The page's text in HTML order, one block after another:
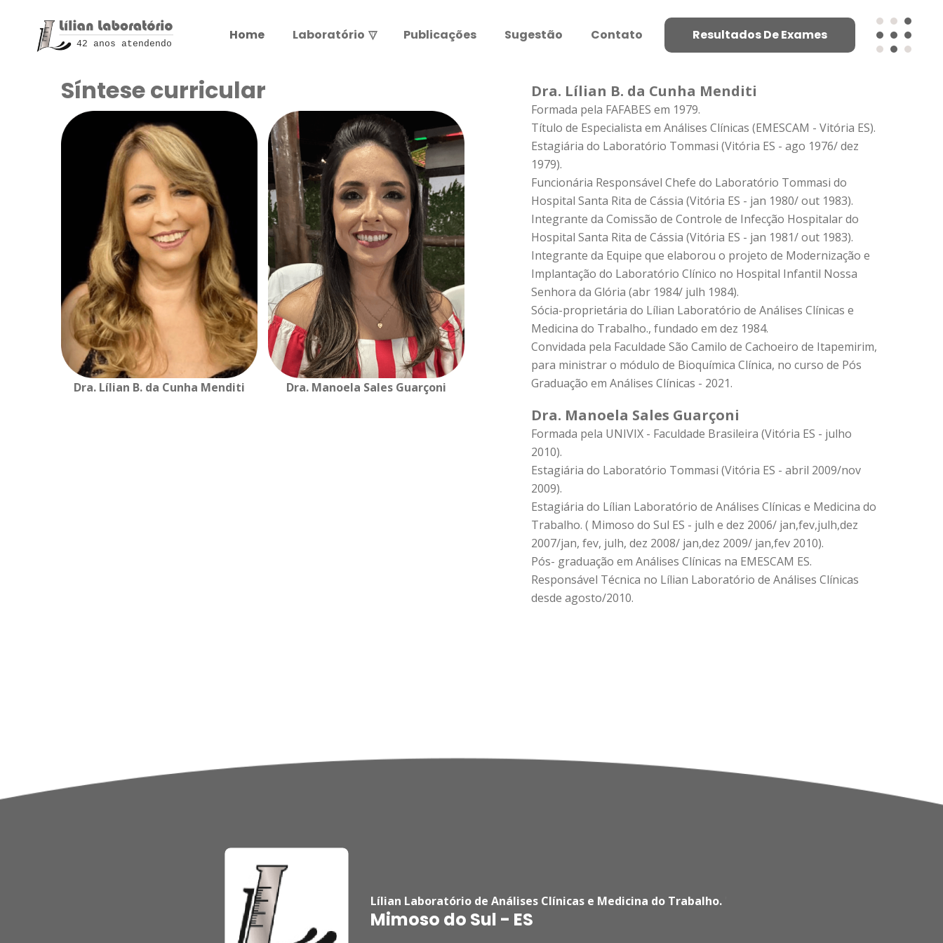
42 anos atendendo
Home Laboratório ▽ Publicações Sugestão Contato
ATENÇÃO:
Resultados De Exames
Síntese curricular
Dra. Lílian B. da Cunha Menditi Dra. Manoela Sales Guarçoni
Dra. Lílian B. da Cunha Menditi
Formada pela FAFABES em 1979.
Título de Especialista em Análises Clínicas (EMESCAM - Vitória ES).
Estagiária do Laboratório Tommasi (Vitória ES - ago 1976/ dez
1979).
Funcionária Responsável Chefe do Laboratório Tommasi do
Hospital Santa Rita de Cássia (Vitória ES - jan 1980/ out 1983).
Integrante da Comissão de Controle de Infecção Hospitalar do
Hospital Santa Rita de Cássia (Vitória ES - jan 1981/ out 1983).
Integrante da Equipe que elaborou o projeto de Modernização e
Implantação do Laboratório Clínico no Hospital Infantil Nossa
Senhora da Glória (abr 1984/ julh 1984).
Sócia-proprietária do Lílian Laboratório de Análises Clínicas e
Medicina do Trabalho., fundado em dez 1984.
Convidada pela Faculdade São Camilo de Cachoeiro de Itapemirim,
para ministrar o módulo de Bioquímica Clínica, no curso de Pós
Graduação em Análises Clínicas - 2021.
Dra. Manoela Sales Guarçoni
Formada pela UNIVIX - Faculdade Brasileira (Vitória ES - julho
2010).
Estagiária do Laboratório Tommasi (Vitória ES - abril 2009/nov
2009).
Estagiária do Lílian Laboratório de Análises Clínicas e Medicina do
Trabalho. ( Mimoso do Sul ES - julh e dez 2006/ jan,fev,julh,dez
2007/jan, fev, julh, dez 2008/ jan,dez 2009/ jan,fev 2010).
Pós- graduação em Análises Clínicas na EMESCAM ES.
Responsável Técnica no Lílian Laboratório de Análises Clínicas
desde agosto/2010.
Lílian Laboratório de Análises Clínicas e Medicina do Trabalho.
Mimoso do Sul - ES